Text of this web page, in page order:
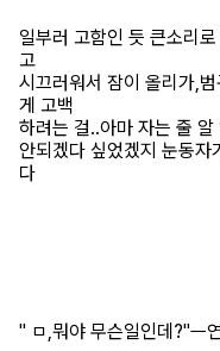
일부러 고함인 듯 큰소리
고
시끄러워서 잠이 올리가,
게 고백
하려는 걸..아마 자는 줄
안되겠다 싶었겠지 눈동자
다
" ㅁ,뭐야 무슨일인데?"ㅡ